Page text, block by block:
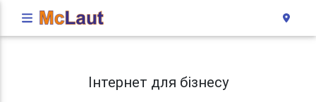
Інтернет для бізнесу